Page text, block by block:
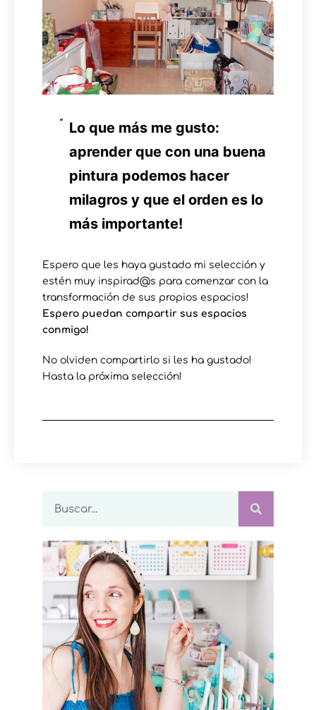
Lo que más me gusto:
aprender que con una buena
pintura podemos hacer
milagros y que el orden es lo
más importante!
Espero que les haya gustado mi selección y
estén muy inspirad@s para comenzar con la
transformación de sus propios espacios!
Espero puedan compartir sus espacios
conmigo!
No olviden compartirlo si les ha gustado!
Hasta la próxima selección!